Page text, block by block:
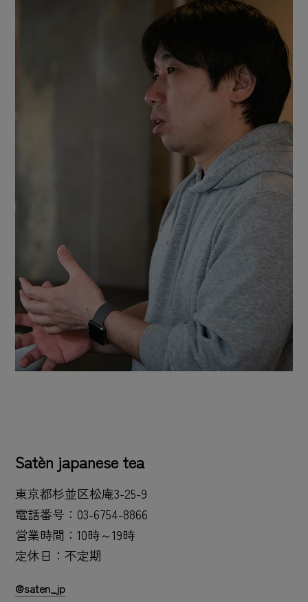
Satèn japanese tea
東京都杉並区松庵3-25-9
電話番号：03-6754-8866
営業時間：10時～19時
定休日：不定期
@saten_jp